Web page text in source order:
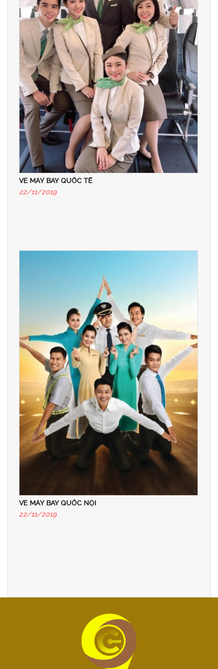
VÉ MÁY BAY QUỐC TẾ
22/11/2019
VÉ MÁY BAY QUỐC NỘI
22/11/2019